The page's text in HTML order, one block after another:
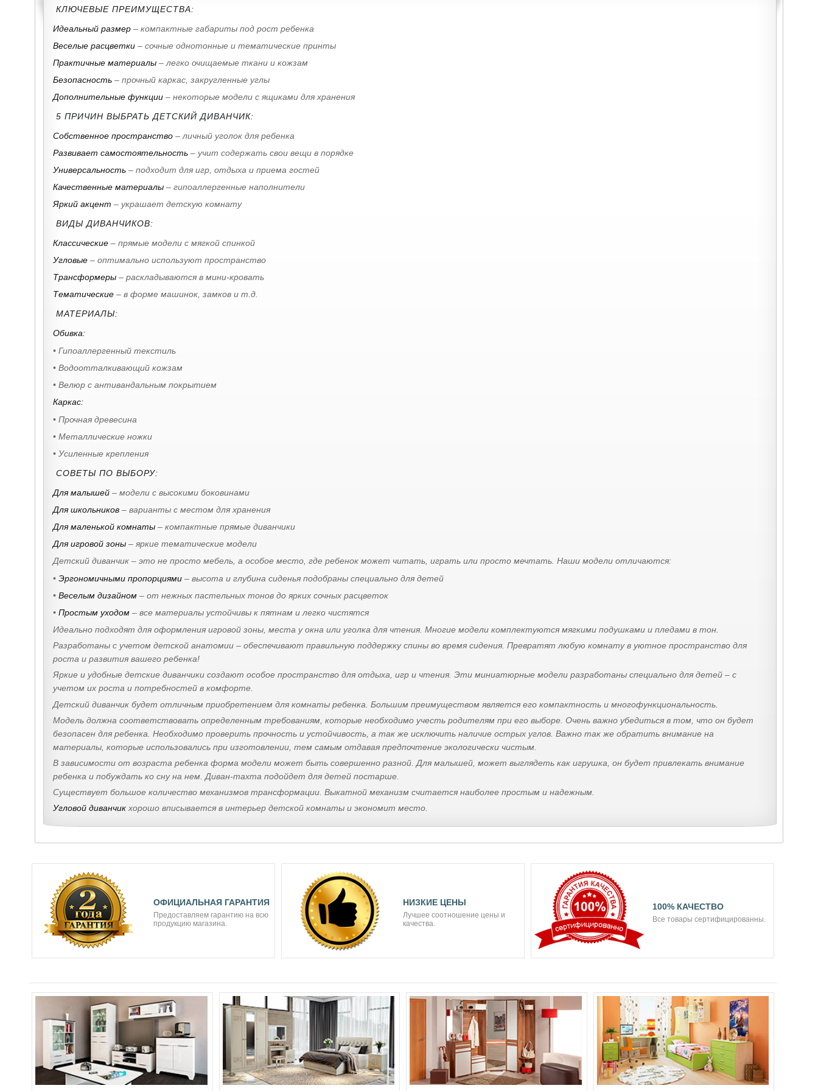
КЛЮЧЕВЫЕ ПРЕИМУЩЕСТВА:
Идеальный размер – компактные габариты под рост ребенка
Веселые расцветки – сочные однотонные и тематические принты
Практичные материалы – легко очищаемые ткани и кожзам
Безопасность – прочный каркас, закругленные углы
Дополнительные функции – некоторые модели с ящиками для хранения
5 ПРИЧИН ВЫБРАТЬ ДЕТСКИЙ ДИВАНЧИК:
Собственное пространство – личный уголок для ребенка
Развивает самостоятельность – учит содержать свои вещи в порядке
Универсальность – подходит для игр, отдыха и приема гостей
Качественные материалы – гипоаллергенные наполнители
Яркий акцент – украшает детскую комнату
ВИДЫ ДИВАНЧИКОВ:
Классические – прямые модели с мягкой спинкой
Угловые – оптимально используют пространство
Трансформеры – раскладываются в мини-кровать
Тематические – в форме машинок, замков и т.д.
МАТЕРИАЛЫ:
Обивка:
• Гипоаллергенный текстиль
• Водоотталкивающий кожзам
• Велюр с антивандальным покрытием
Каркас:
• Прочная древесина
• Металлические ножки
• Усиленные крепления
СОВЕТЫ ПО ВЫБОРУ:
Для малышей – модели с высокими боковинами
Для школьников – варианты с местом для хранения
Для маленькой комнаты – компактные прямые диванчики
Для игровой зоны – яркие тематические модели
Детский диванчик – это не просто мебель, а особое место, где ребенок может читать, играть или просто мечтать. Наши модели отличаются:
• Эргономичными пропорциями – высота и глубина сиденья подобраны специально для детей
• Веселым дизайном – от нежных пастельных тонов до ярких сочных расцветок
• Простым уходом – все материалы устойчивы к пятнам и легко чистятся
Идеально подходят для оформления игровой зоны, места у окна или уголка для чтения. Многие модели комплектуются мягкими подушками и пледами в тон.
Разработаны с учетом детской анатомии – обеспечивают правильную поддержку спины во время сидения. Превратят любую комнату в уютное пространство для
роста и развития вашего ребенка!
Яркие и удобные детские диванчики создают особое пространство для отдыха, игр и чтения. Эти миниатюрные модели разработаны специально для детей – с
учетом их роста и потребностей в комфорте.
Детский диванчик будет отличным приобретением для комнаты ребенка. Большим преимуществом является его компактность и многофункциональность.
Модель должна соответствовать определенным требованиям, которые необходимо учесть родителям при его выборе. Очень важно убедиться в том, что он будет
безопасен для ребенка. Необходимо проверить прочность и устойчивость, а так же исключить наличие острых углов. Важно так же обратить внимание на
материалы, которые использовались при изготовлении, тем самым отдавая предпочтение экологически чистым.
В зависимости от возраста ребенка форма модели может быть совершенно разной. Для малышей, может выглядеть как игрушка, он будет привлекать внимание
ребенка и побуждать ко сну на нем. Диван-тахта подойдет для детей постарше.
Существует большое количество механизмов трансформации. Выкатной механизм считается наиболее простым и надежным.
Угловой диванчикхорошо вписывается в интерьер детской комнаты и экономит место.
ОФИЦИАЛЬНАЯ ГАРАНТИЯ
Предоставляем гарантию на всю
продукцию магазина.
НИЗКИЕ ЦЕНЫ
Лучшее соотношение цены и
качества.
100% КАЧЕСТВО
Все товары сертифицированны.